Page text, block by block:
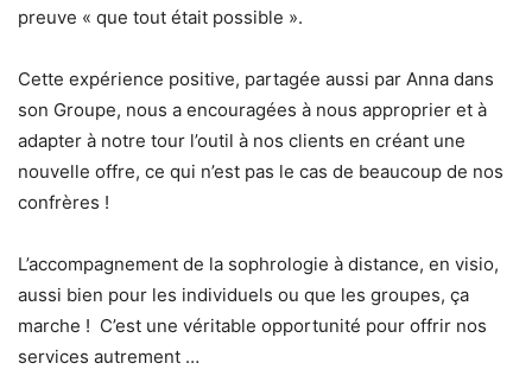
preuve « que tout était possible ».
Cette expérience positive, partagée aussi par Anna dans
son Groupe, nous a encouragées à nous approprier et à
adapter à notre tour l’outil à nos clients en créant une
nouvelle offre, ce qui n’est pas le cas de beaucoup de nos
confrères !
L’accompagnement de la sophrologie à distance, en visio,
aussi bien pour les individuels ou que les groupes, ça
marche ! C’est une véritable opportunité pour offrir nos
services autrement …